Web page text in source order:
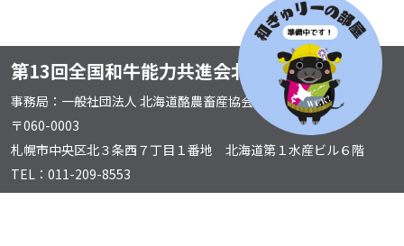
第13回全国和牛能力共進会北海道実行委員会
事務局：一般社団法人 北海道酪農畜産協会
〒060-0003
札幌市中央区北３条西７丁目１番地 北海道第１水産ビル６階
TEL：011-209-8553
FAX：011-200-9443